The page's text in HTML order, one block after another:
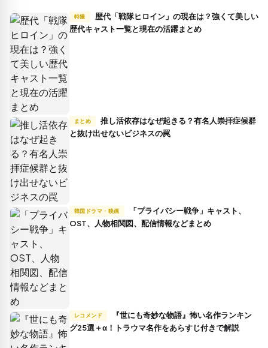
特撮
歴代キャスト一覧と現在の活躍まとめ
まとめ
推し活依存はなぜ起きる？有名人崇拝症候群
と抜け出せないビジネスの罠
韓国ドラマ・映画
OST、人物相関図、配信情報などまとめ
レコメンド
グ25選＋α！トラウマ名作をあらすじ付きで解説